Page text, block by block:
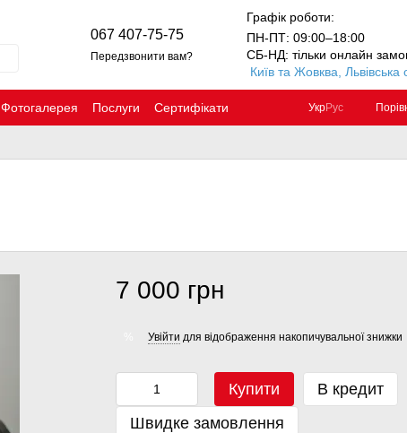
067 407-75-75
Передзвонити вам?
Графік роботи:
ПН-ПТ: 09:00–18:00
СБ-НД: тільки онлайн
Київ та Жовква, Львівська
Фотогалерея Послуги
Сертифікати
УкрРус
7 000 грн
Увійти для відображення накопичувальної знижки
Купити
В кредит
Швидке замовлення